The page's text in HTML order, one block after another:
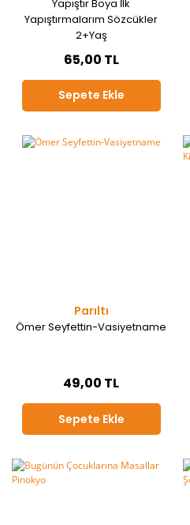
Yapıştır Boya İlk
Yapıştırmalarım Sözcükler
2+Yaş
65,00 TL
Sepete Ekle
Parıltı
Ömer Seyfettin-Vasiyetname
49,00 TL
Sepete Ekle